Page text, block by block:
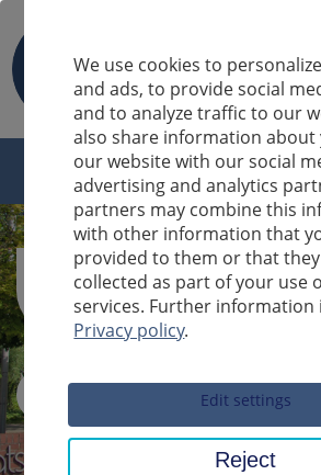
Sucheingabe
We use cookies to
and ads, to provide social
and to analyze traffic to our
also share information about
our website with our social
advertising and analytics
partners may combine this
with other information that
provided to them or that
collected as part of your use
services. Further information
Privacy policy.
Edit settings
Reject